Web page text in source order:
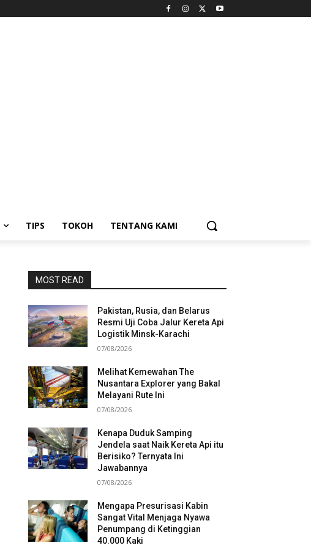
TIPS TOKOH TENTANG KAMI
MOST READ
Pakistan, Rusia, dan Belarus
Resmi Uji Coba Jalur Kereta Api
Logistik Minsk-Karachi
07/08/2026
Melihat Kemewahan The
Nusantara Explorer yang Bakal
Melayani Rute Ini
07/08/2026
Kenapa Duduk Samping
Jendela saat Naik Kereta Api itu
Berisiko? Ternyata Ini
Jawabannya
07/08/2026
Mengapa Presurisasi Kabin
Sangat Vital Menjaga Nyawa
Penumpang di Ketinggian
40.000 Kaki